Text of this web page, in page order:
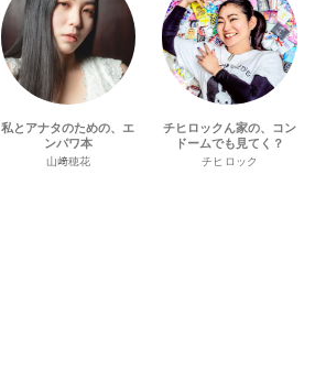
私とアナタのための、エ
ンパワ本
山﨑穂花
チヒロックん家の、コン
ドームでも見てく？
チヒロック